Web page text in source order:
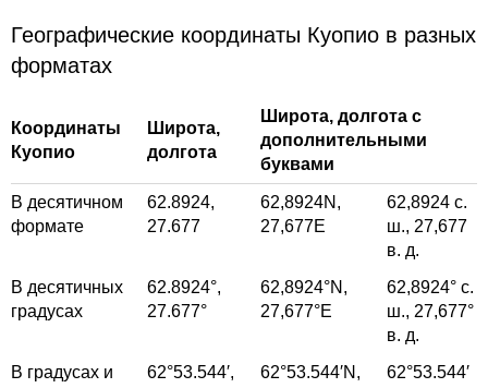
Географические координаты Куопио в разных
форматах
Координаты
Куопио
Широта,
долгота
Широта, долгота с
дополнительными
буквами
В десятичном
формате
62.8924,
27.677
62,8924N,
27,677E
62,8924 с.
ш., 27,677
в. д.
В десятичных
градусах
62.8924°,
27.677°
62,8924°N,
27,677°E
62,8924° с.
ш., 27,677°
в. д.
В градусах и
62°53.544′,
62°53.544′N,
62°53.544′